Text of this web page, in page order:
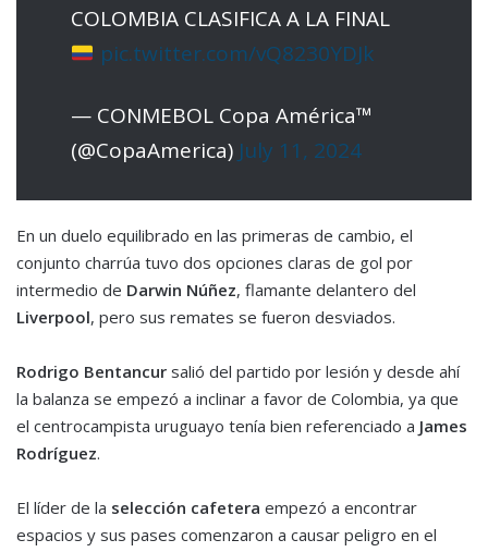
COLOMBIA CLASIFICA A LA FINAL
pic.twitter.com/vQ8230YDJk
— CONMEBOL Copa América™️
(@CopaAmerica) July 11, 2024
En un duelo equilibrado en las primeras de cambio, el
conjunto charrúa tuvo dos opciones claras de gol por
intermedio de Darwin Núñez, flamante delantero del
Liverpool, pero sus remates se fueron desviados.
Rodrigo Bentancur salió del partido por lesión y desde ahí
la balanza se empezó a inclinar a favor de Colombia, ya que
el centrocampista uruguayo tenía bien referenciado a James
Rodríguez.
El líder de la selección cafetera empezó a encontrar
espacios y sus pases comenzaron a causar peligro en el